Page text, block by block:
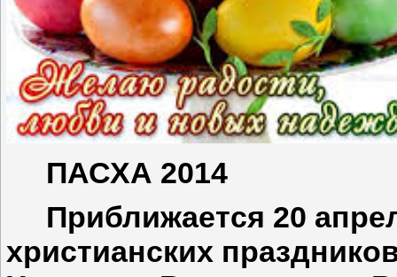
ПАСХА 2014
Приближается 20
христианских